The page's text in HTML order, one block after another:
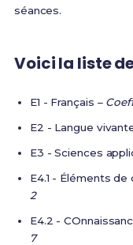
séances.
Voici la liste
E1 - Français –
E2 - Langue
E3 - Sciences
E4.1 - Éléments
2
E4.2 -
7